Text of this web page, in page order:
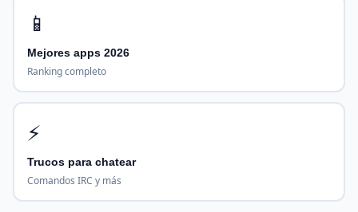
📱
Mejores apps 2026
Ranking completo
⚡
Trucos para chatear
Comandos IRC y más